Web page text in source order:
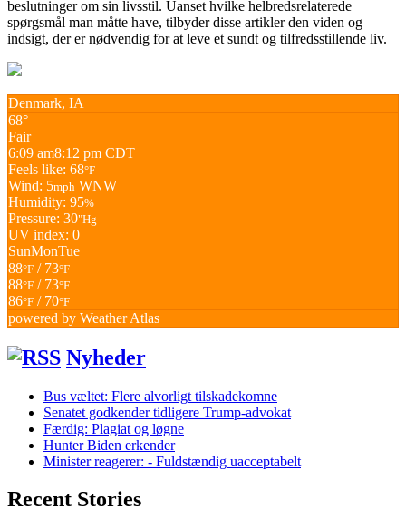
beslutninger om sin livsstil. Uanset hvilke helbredsrelaterede
spørgsmål man måtte have, tilbyder disse artikler den viden og
indsigt, der er nødvendig for at leve et sundt og tilfredsstillende liv.
Denmark, IA
68°
Fair
6:09 am8:12 pm CDT
Feels like: 68°F
Wind: 5mph WNW
Humidity: 95%
Pressure: 30"Hg
UV index: 0
SunMonTue
88°F / 73°F
88°F / 73°F
86°F / 70°F
powered by Weather Atlas
Nyheder
Bus væltet: Flere alvorligt tilskadekomne
Senatet godkender tidligere Trump-advokat
Færdig: Plagiat og løgne
Hunter Biden erkender
Minister reagerer: - Fuldstændig uacceptabelt
Recent Stories